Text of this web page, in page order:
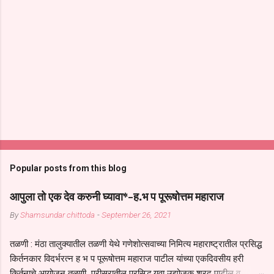
Popular posts from this blog
आपुला तो एक देव करुनी घ्यावा*-ह.भ प पूरूषोत्तम महाराज
ByShamsundar chittoda -September 26, 2021
तळणी : मंठा तालुक्यातील तळणी येथे गणेशोत्सवाच्या निमित्य महाराष्ट्रातील प्रसिद्ध
किर्तनकार विदर्भरत्न ह भ प पूरूषोत्तम महाराज पाटील यांच्या एकदिवसीय हरी